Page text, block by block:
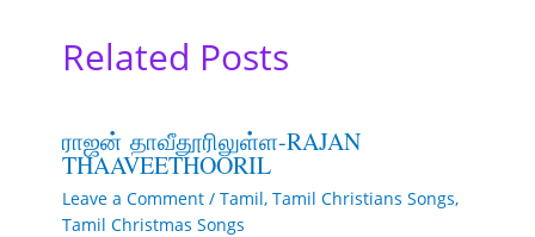
Related Posts
ராஜன் தாவீதூரிலுள்ள-RAJAN
THAAVEETHOORIL
Leave a Comment / Tamil, Tamil Christians Songs,
Tamil Christmas Songs